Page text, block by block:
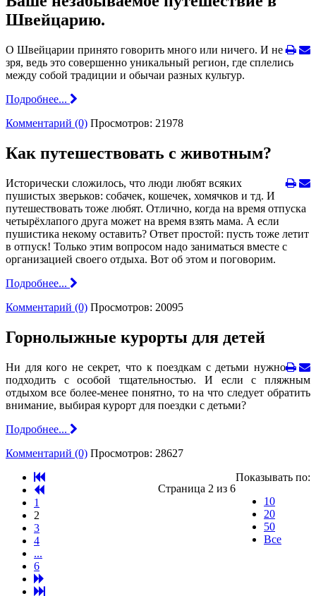
Швейцарию.
О Швейцарии принято говорить много или ничего. И не
зря, ведь это совершенно уникальный регион, где сплелись
между собой традиции и обычаи разных культур.
Подробнее...
Комментарий (0) Просмотров: 21978
Как путешествовать с животным?
Исторически сложилось, что люди любят всяких
пушистых зверьков: собачек, кошечек, хомячков и тд. И
путешествовать тоже любят. Отлично, когда на время отпуска
четырёхлапого друга может на время взять мама. А если
пушистика некому оставить? Ответ простой: пусть тоже летит
в отпуск! Только этим вопросом надо заниматься вместе с
организацией своего отдыха. Вот об этом и поговорим.
Подробнее...
Комментарий (0) Просмотров: 20095
Горнолыжные курорты для детей
Ни для кого не секрет, что к поездкам с детьми нужно
подходить с особой тщательностью. И если с пляжным
отдыхом все более-менее понятно, то на что следует обратить
внимание, выбирая курорт для поездки с детьми?
Подробнее...
Комментарий (0) Просмотров: 28627
Показывать по:
10
20
50
Все
Страница 2 из 6
1
2
3
4
...
6